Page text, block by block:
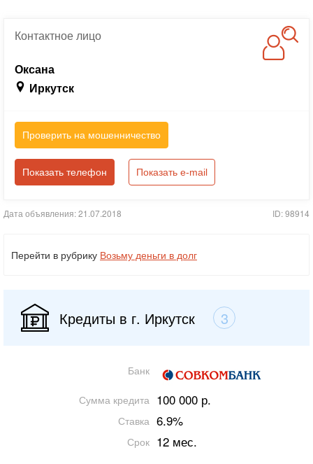
Контактноелицо
Оксана
Иркутск
Проверить на мошенничество
Показать телефон Показать e-mail
Дата объявления: 21.07.2018 ID: 98914
Перейти в рубрику Возьму деньги в долг
Кредиты в г. Иркутск 3
Банк
Сумма кредита 100 000 р.
Ставка 6.9%
Срок 12 мес.